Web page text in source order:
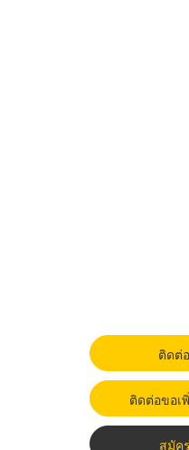
ติดต่
ติดต่อขอเ
สมัค